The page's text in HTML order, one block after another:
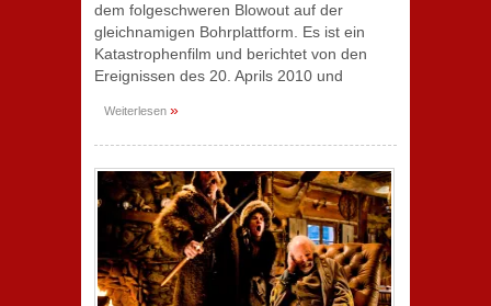
dem folgeschweren Blowout auf der
gleichnamigen Bohrplattform. Es ist ein
Katastrophenfilm und berichtet von den
Ereignissen des 20. Aprils 2010 und
Weiterlesen »